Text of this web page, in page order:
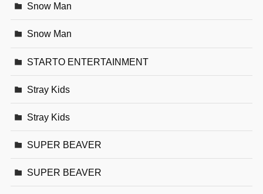
Snow Man
Snow Man
STARTO ENTERTAINMENT
Stray Kids
Stray Kids
SUPER BEAVER
SUPER BEAVER